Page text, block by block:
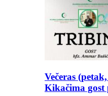
Večeras
Kikačima gost